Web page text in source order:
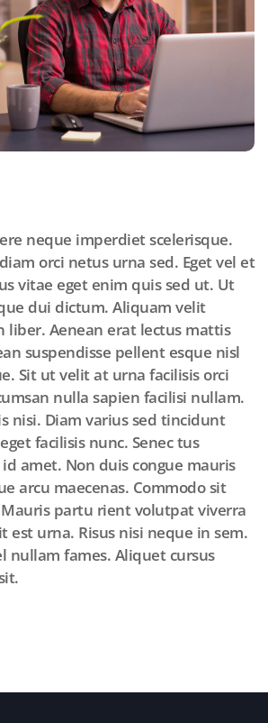
neque imperdiet scelerisque.
orci netus urna sed. Eget vel et
vitae eget enim quis sed ut. Ut
dui dictum. Aliquam velit
liber. Aenean erat lectus mattis
suspendisse pellent esque nisl
Sit ut velit at urna facilisis orci
nulla sapien facilisi nullam.
nisi. Diam varius sed tincidunt
facilisis nunc. Senec tus
amet. Non duis congue mauris
arcu maecenas. Commodo sit
partu rient volutpat viverra
est urna. Risus nisi neque in sem.
nullam fames. Aliquet cursus